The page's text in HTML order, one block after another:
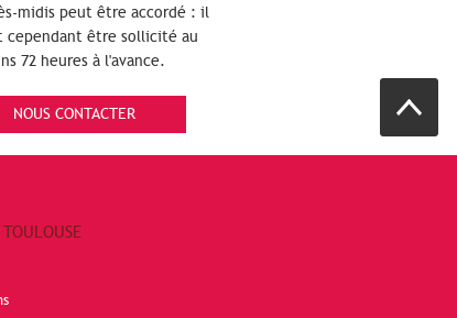
midis peut être accordé : il
cependant être sollicité au
72 heures à l'avance.
NOUS CONTACTER